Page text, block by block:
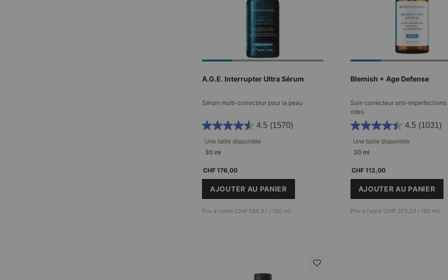
A.G.E. Interrupter Ultra Sérum
Sérum multi-correcteur pour la peau
4.5 (1570)
Une taille disponible​
30 ml
CHF 176,00
AJOUTER AU PANIER
A.G.E. INTERRUPTER ULTRA SÉRUM
Prix à l’unité (CHF 586,67 / 100 ml)
Blemish + Age Defense
Soin correcteur anti-imperfections
rides
4.5 (1031)
Une taille disponible​
30 ml
CHF 112,00
AJOUTER AU PANIER
BLEMISH +
Prix à l’unité (CHF 373,33 / 100 ml)